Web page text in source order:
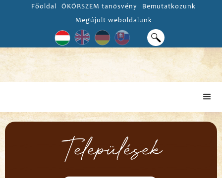
Főoldal ÖKÖRSZEM tanösvény
Bemutatkozunk
Megújult weboldalunk
Települések